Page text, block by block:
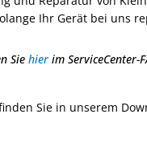
Ihr Gerät bei uns
Sie hierim ServiceCenter-
Sie in unserem